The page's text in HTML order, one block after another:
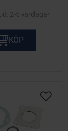
2-5 vardagar
KÖP
Lägg